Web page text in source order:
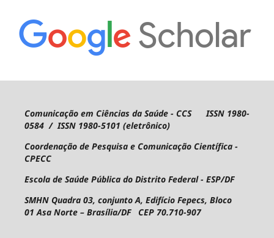
Comunicação em Ciências da Saúde - CCS ISSN 1980-
0584 / ISSN 1980-5101 (eletrônico)
Coordenação de Pesquisa e Comunicação Científica -
CPECC
Escola de Saúde Pública do Distrito Federal - ESP/DF
SMHN Quadra 03, conjunto A, Edifício Fepecs, Bloco
01Asa Norte – Brasília/DF CEP 70.710-907